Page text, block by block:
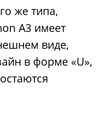
же типа,
A3 имеет
виде,
в форме «U»,